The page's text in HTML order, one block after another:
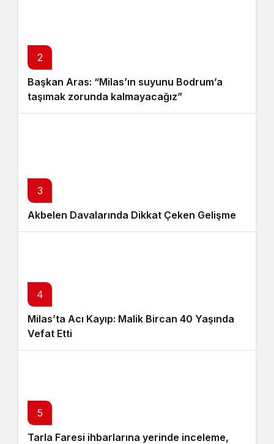
2
Başkan Aras: “Milas’ın suyunu Bodrum’a
taşımak zorunda kalmayacağız”
3
Akbelen Davalarında Dikkat Çeken Gelişme
4
Milas’ta Acı Kayıp: Malik Bircan 40 Yaşında
Vefat Etti
5
Tarla Faresi ihbarlarına yerinde inceleme,